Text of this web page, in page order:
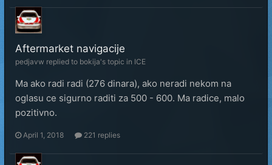
Aftermarket navigacije
pedjavw replied to bokija's topic in ICE
Ma ako radi radi (276 dinara), ako neradi nekom na
oglasu ce sigurno raditi za 500 - 600. Ma radice, malo
pozitivno.
April 1, 2018 221 replies